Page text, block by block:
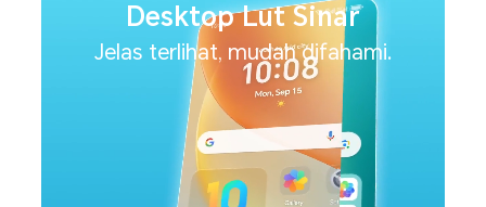
Desktop Lut Sinar
Jelas terlihat, mudah difahami.